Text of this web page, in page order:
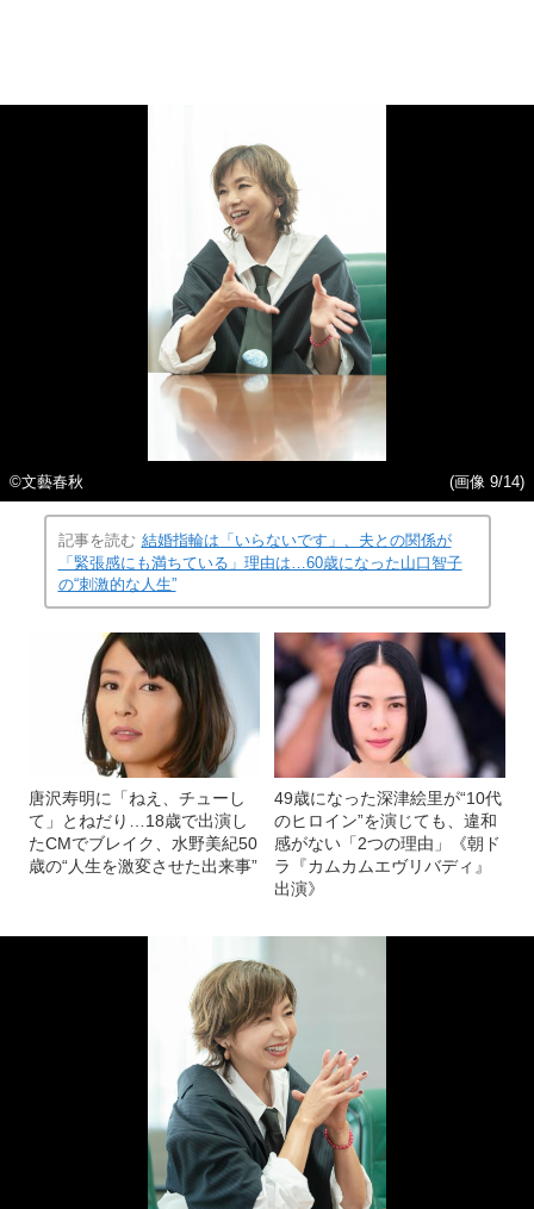
©文藝春秋 (画像 9/14)
記事を読む 結婚指輪は「いらないです」、夫との関係が
「緊張感にも満ちている」理由は…60歳になった山口智子
の“刺激的な人生”
唐沢寿明に「ねえ、チューし
て」とねだり…18歳で出演し
たCMでブレイク、水野美紀50
歳の“人生を激変させた出来事”
49歳になった深津絵里が“10代
のヒロイン”を演じても、違和
感がない「2つの理由」《朝ド
ラ『カムカムエヴリバディ』
出演》